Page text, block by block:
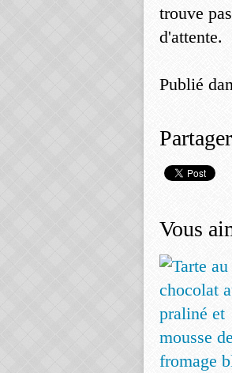
trouve
d'attente.
Publié
Vous